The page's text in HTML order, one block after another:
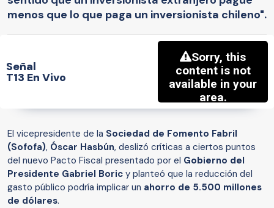
menos que lo que paga un inversionista chileno".
Señal
T13 En Vivo
El vicepresidente de la Sociedad de Fomento Fabril
(Sofofa), Óscar Hasbún, deslizó críticas a ciertos puntos
del nuevo Pacto Fiscal presentado por el Gobierno del
Presidente Gabriel Boric y planteó que la reducción del
gasto público podría implicar un ahorro de 5.500 millones
de dólares.